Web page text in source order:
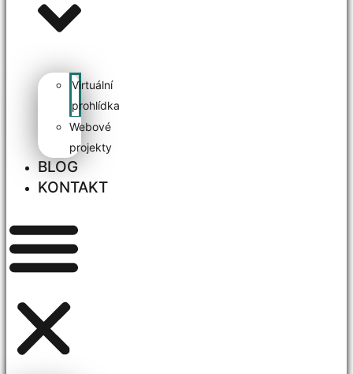
Virtuální
prohlídka
Webové
projekty
BLOG
KONTAKT